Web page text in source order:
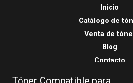
Inicio
Catálogo de
Venta de
Blog
Contacto
Tóner Compatible para